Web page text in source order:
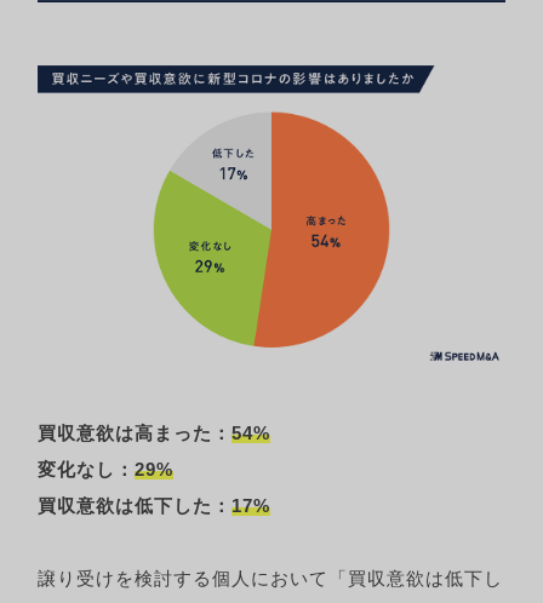
買収意欲は高まった：54%
変化なし：29%
買収意欲は低下した：17%
譲り受けを検討する個人において「買収意欲は低下し